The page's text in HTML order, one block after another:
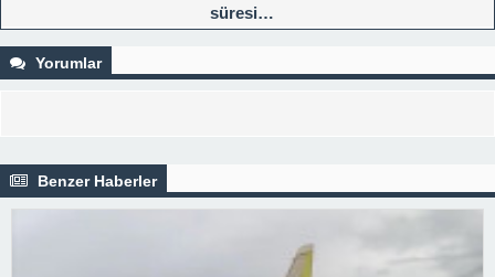
süresi…
Yorumlar
Benzer Haberler